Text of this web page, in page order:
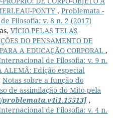
PONTY , Problemata -
Filosofia: v. 8 n. 2 (2017)
VÍCIO PELAS TELAS
DO PENSAMENTO DE
A EDUCAÇÃO CORPORAL ,
de Filosofia: v. 9 n.
ALEMÃ: Edição especial
Notas sobre a função do
de assimilação do Mito pela
problemata.v4i1.15513],
de Filosofia: v. 4 n.